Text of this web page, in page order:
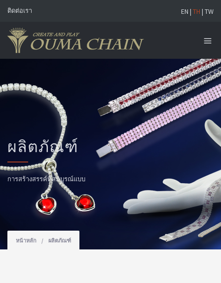
ติดต่อเรา EN | TH | TW
ผลิตภัณฑ์
การสร้างสรรค์ที่สมบูรณ์แบบ
หน้าหลัก / ผลิตภัณฑ์